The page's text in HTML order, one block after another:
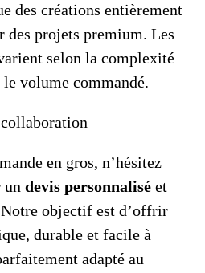
des créations entièrement
des projets premium. Les
selon la complexité
le volume commandé.
en gros, n’hésitez
un devis personnalisé et
objectif est d’offrir
durable et facile à
adapté au